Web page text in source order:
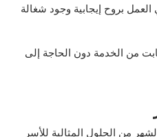
بروح إيجابية وجود شغالة
من الخدمة دون الحاجة إلى
من الحلول المثالية للأسر